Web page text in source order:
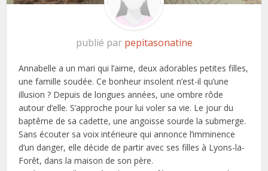
publié par pepitasonatine
Annabelle a un mari qui l’aime, deux adorables petites filles,
une famille soudée. Ce bonheur insolent n’est-il qu’une
illusion ? Depuis de longues années, une ombre rôde
autour d’elle. S’approche pour lui voler sa vie. Le jour du
baptême de sa cadette, une angoisse sourde la submerge.
Sans écouter sa voix intérieure qui annonce l’imminence
d’un danger, elle décide de partir avec ses filles à Lyons-la-
Forêt, dans la maison de son père.